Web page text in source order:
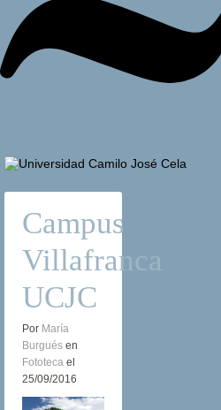
Campus
Villafranca
UCJC
Por María
Burgués en
Fototeca el
25/09/2016